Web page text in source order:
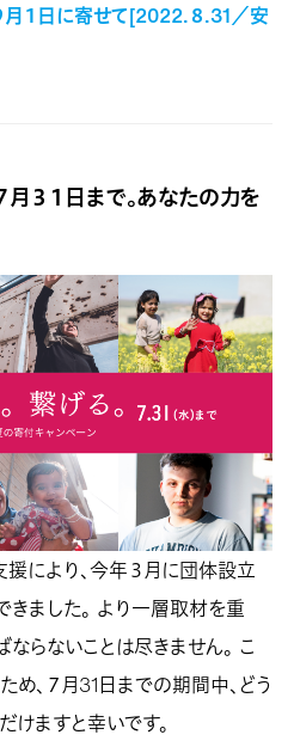
１日に寄せて[2022.８.31／安
月３１日まで。あなたの力を
により、今年３月に団体設立
ました。 より一層取材を重
らないことは尽きません。 こ
、７月31日までの期間中、どう
けますと幸いです。